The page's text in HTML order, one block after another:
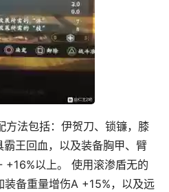
方法包括：伊贺刀、锁镰，膝
王回血，以及装备胸甲、臂
+16%以上。 使用滚渗盾无的
装备重量增伤A +15%，以及远